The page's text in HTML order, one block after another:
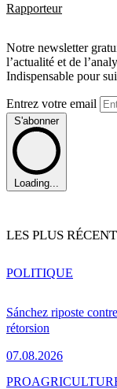
Rapporteur
Notre newsletter
l’actualité et de
Indispensable pour
Entrez votre email
S'abonner
Loading...
LES PLUS
Sánchez riposte
rétorsion
07.08.2026
POLITIQUE
PRO